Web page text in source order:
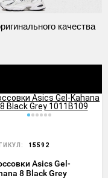
качества
15592
Asics Gel-
8 Black Grey